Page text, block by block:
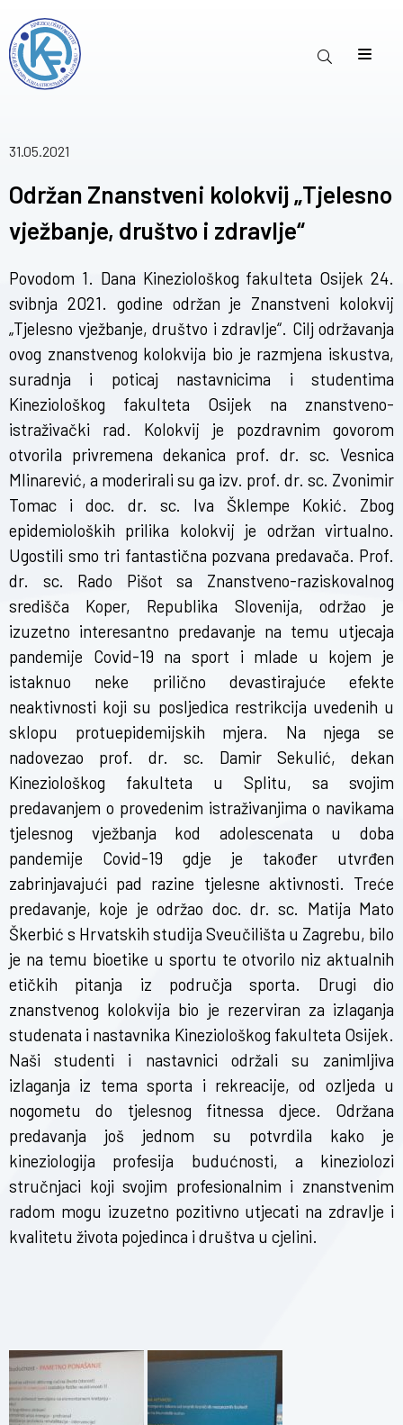
31.05.2021
Održan Znanstveni kolokvij „Tjelesno
vježbanje, društvo i zdravlje“
Povodom 1. Dana Kineziološkog fakulteta Osijek 24.
svibnja 2021. godine održan je Znanstveni kolokvij
„Tjelesno vježbanje, društvo i zdravlje“. Cilj održavanja
ovog znanstvenog kolokvija bio je razmjena iskustva,
suradnja i poticaj nastavnicima i studentima
Kineziološkog fakulteta Osijek na znanstveno-
istraživački rad. Kolokvij je pozdravnim govorom
otvorila privremena dekanica prof. dr. sc. Vesnica
Mlinarević, a moderirali su ga izv. prof. dr. sc. Zvonimir
Tomac i doc. dr. sc. Iva Šklempe Kokić. Zbog
epidemioloških prilika kolokvij je održan virtualno.
Ugostili smo tri fantastična pozvana predavača. Prof.
dr. sc. Rado Pišot sa Znanstveno-raziskovalnog
središča Koper, Republika Slovenija, održao je
izuzetno interesantno predavanje na temu utjecaja
pandemije Covid-19 na sport i mlade u kojem je
istaknuo neke prilično devastirajuće efekte
neaktivnosti koji su posljedica restrikcija uvedenih u
sklopu protuepidemijskih mjera. Na njega se
nadovezao prof. dr. sc. Damir Sekulić, dekan
Kineziološkog fakulteta u Splitu, sa svojim
predavanjem o provedenim istraživanjima o navikama
tjelesnog vježbanja kod adolescenata u doba
pandemije Covid-19 gdje je također utvrđen
zabrinjavajući pad razine tjelesne aktivnosti. Treće
predavanje, koje je održao doc. dr. sc. Matija Mato
Škerbić s Hrvatskih studija Sveučilišta u Zagrebu, bilo
je na temu bioetike u sportu te otvorilo niz aktualnih
etičkih pitanja iz područja sporta. Drugi dio
znanstvenog kolokvija bio je rezerviran za izlaganja
studenata i nastavnika Kineziološkog fakulteta Osijek.
Naši studenti i nastavnici održali su zanimljiva
izlaganja iz tema sporta i rekreacije, od ozljeda u
nogometu do tjelesnog fitnessa djece. Održana
predavanja još jednom su potvrdila kako je
kineziologija profesija budućnosti, a kineziolozi
stručnjaci koji svojim profesionalnim i znanstvenim
radom mogu izuzetno pozitivno utjecati na zdravlje i
kvalitetu života pojedinca i društva u cjelini.